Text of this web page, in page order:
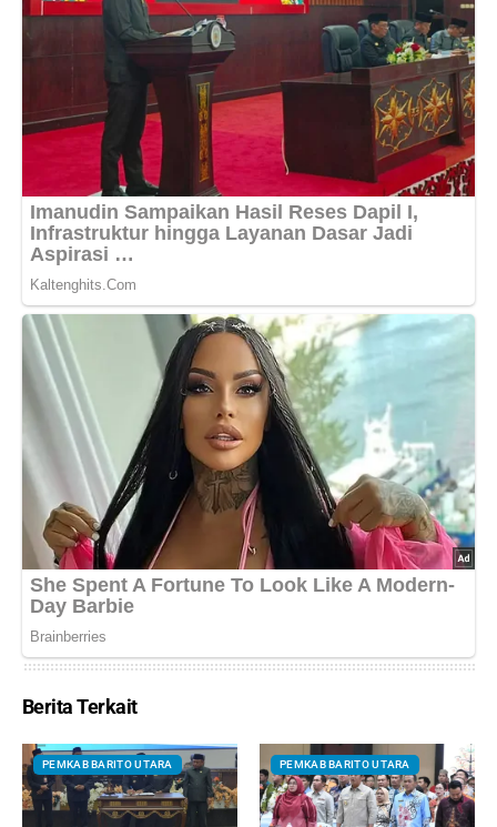
Berita Terkait
PEMKAB BARITO UTARA PEMKAB BARITO UTARA